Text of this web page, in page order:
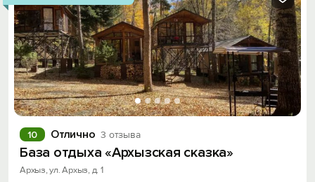
Отлично 3 отзыва
10
База отдыха «Архызская сказка»
Архыз, ул. Архыз, д. 1